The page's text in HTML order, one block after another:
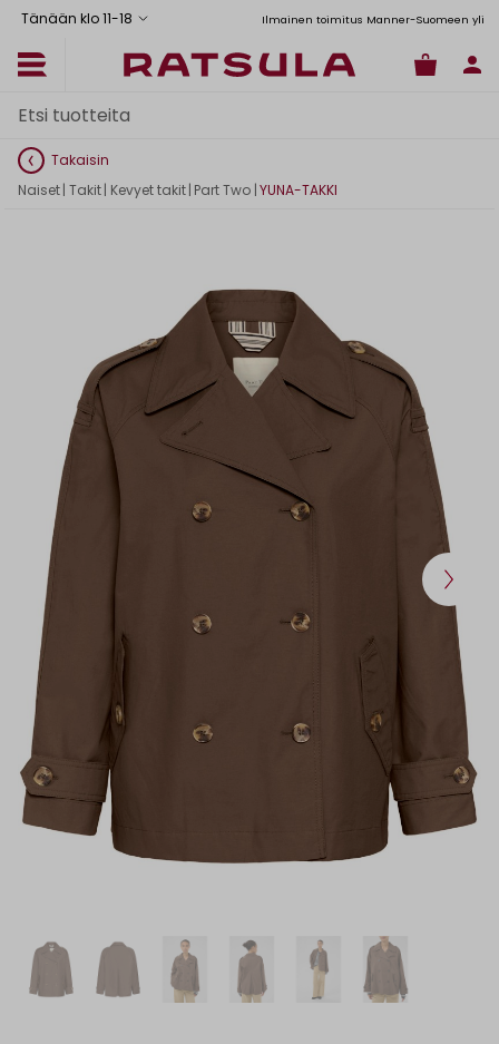
Tänään klo 11-18
Toimituskulut alk. 6,90€ Ilmainen toimitus Manner-Suomeen yli
Takaisin
Naiset| Takit| Kevyet takit | Part Two |YUNA-TAKKI